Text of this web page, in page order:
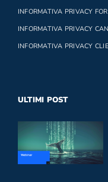
INFORMATIVA PRIVACY
INFORMATIVA PRIVACY
INFORMATIVA PRIVACY
ULTIMI POST